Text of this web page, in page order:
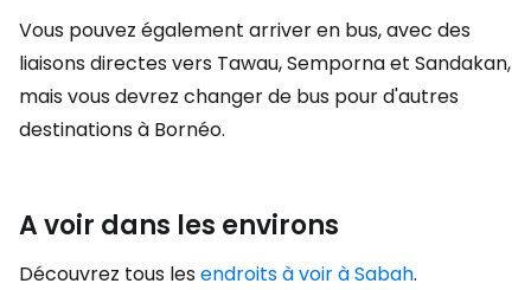
Vous pouvez également arriver en bus, avec des
liaisons directes vers Tawau, Semporna et Sandakan,
mais vous devrez changer de bus pour d'autres
destinations à Bornéo.
A voir dans les environs
Découvrez tous lesendroits à voir à Sabah.